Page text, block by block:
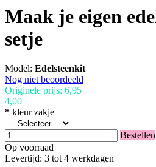
Maak je eigen
setje
Model: Edelsteenkit
Nog niet beoordeeld
Originele prijs: 6,95
4,00
* kleur zakje
Bestellen
Op voorraad
Levertijd: 3 tot 4 werkdagen